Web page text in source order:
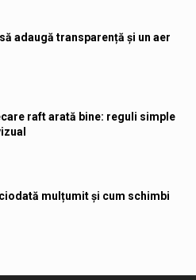
adaugă transparență și un aer
raft arată bine: reguli simple
mulțumit și cum schimbi